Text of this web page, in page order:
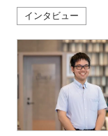
インタビュー